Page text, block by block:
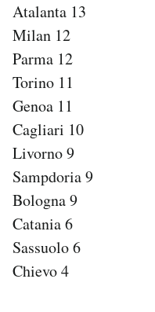
Atalanta 13
Milan 12
Parma 12
Torino 11
Genoa 11
Cagliari 10
Livorno 9
Sampdoria 9
Bologna 9
Catania 6
Sassuolo 6
Chievo 4